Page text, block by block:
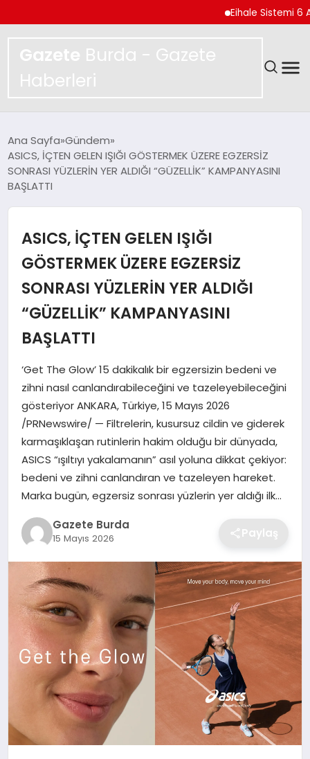
Eihale Sistemi 6 Ayda
Gazete Burda - Gazete
Haberleri
SPOR
YAŞAM
EKONOMI
TEKNOLOJI
SAĞLIK
EĞITIM
DÜNYA
SIYASET
Ana Sayfa Gündem
ASICS, İÇTEN GELEN IŞIĞI GÖSTERMEK ÜZERE EGZERSİZ
SONRASI YÜZLERİN YER ALDIĞI “GÜZELLİK” KAMPANYASINI
BAŞLATTI
ASICS, İÇTEN GELEN IŞIĞI
GÖSTERMEK ÜZERE EGZERSİZ
SONRASI YÜZLERİN YER ALDIĞI
“GÜZELLİK” KAMPANYASINI
BAŞLATTI
‘Get The Glow’ 15 dakikalık bir egzersizin bedeni ve
zihni nasıl canlandırabileceğini ve tazeleyebileceğini
gösteriyor ANKARA, Türkiye, 15 Mayıs 2026
/PRNewswire/ — Filtrelerin, kusursuz cildin ve giderek
karmaşıklaşan rutinlerin hakim olduğu bir dünyada,
ASICS “ışıltıyı yakalamanın” asıl yoluna dikkat çekiyor:
bedeni ve zihni canlandıran ve tazeleyen hareket.
Marka bugün, egzersiz sonrası yüzlerin yer aldığı ilk…
Gazete Burda
15 Mayıs 2026 Paylaş